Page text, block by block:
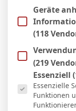
BVB –
Dortmund live
7. Mai 2026
Geräte
(118
(219
Es folgt eine
Essenziell
Essenzielle
Funktionen